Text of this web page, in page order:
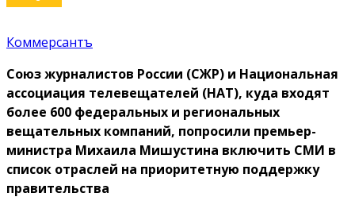
Коммерсантъ
Союз журналистов России (СЖР) и Национальная
ассоциация телевещателей (НАТ), куда входят
более 600 федеральных и региональных
вещательных компаний, попросили премьер-
министра Михаила Мишустина включить СМИ в
список отраслей на приоритетную поддержку
правительства